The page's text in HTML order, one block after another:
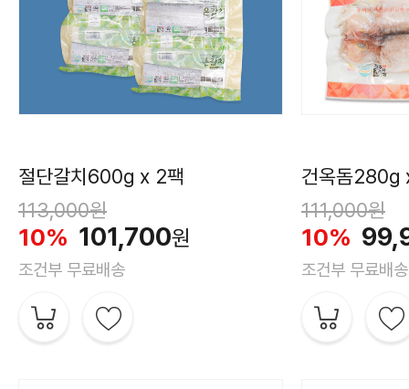
절단갈치600g x 2팩
113,000원
10% 101,700원
조건부 무료배송
건옥돔280g
111,000원
10%
조건부 무료배송